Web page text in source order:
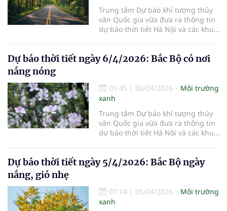
Trung tâm Dự báo khí tượng thủy
văn Quốc gia vừa đưa ra thông tin
dự báo thời tiết Hà Nội và các khu
Dự báo thời tiết ngày 6/4/2026: Bắc Bộ có nơi
nắng nóng
05:45 | 06/04/2026
Môi trường
xanh
Trung tâm Dự báo khí tượng thủy
văn Quốc gia vừa đưa ra thông tin
dự báo thời tiết Hà Nội và các khu
Dự báo thời tiết ngày 5/4/2026: Bắc Bộ ngày
nắng, gió nhẹ
07:14 | 05/04/2026
Môi trường
xanh